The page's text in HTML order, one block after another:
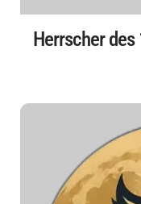
Herrscher